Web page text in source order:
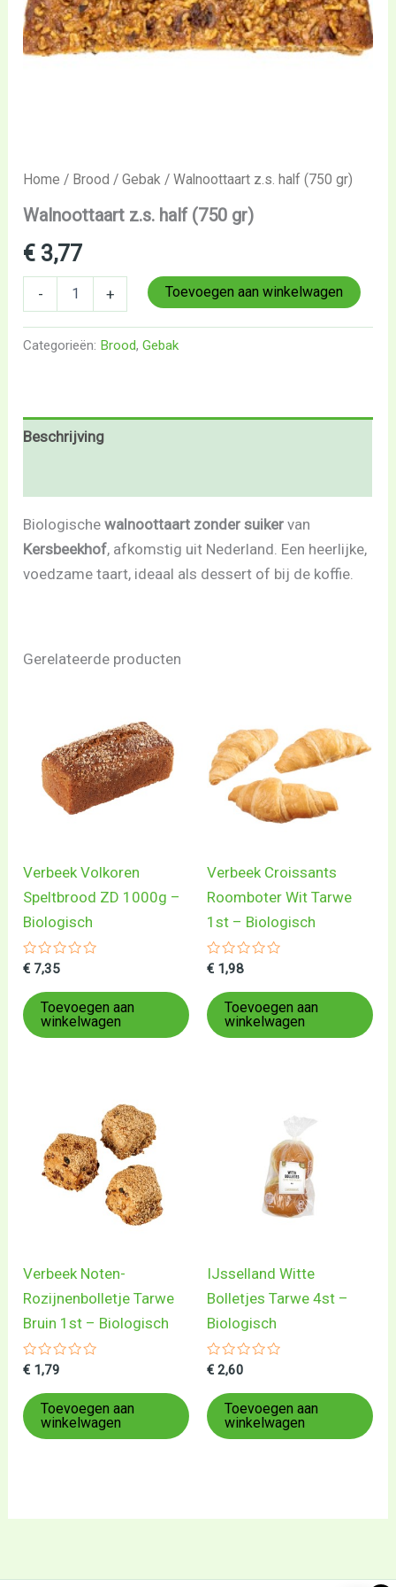
Home / Brood /Gebak / Walnoottaart z.s. half (750 gr)
Walnoottaart z.s. half (750 gr)
€ 3,77
- + Toevoegen aan winkelwagen
Categorieën: Brood,Gebak
Beschrijving
Biologischewalnoottaart zonder suiker van
Kersbeekhof, afkomstig uit Nederland. Een heerlijke,
voedzame taart, ideaal als dessert of bij de koffie.
Gerelateerde producten
Verbeek Volkoren
Speltbrood ZD 1000g –
Biologisch
Gewaardeerd
uit
5
€ 7,35
Toevoegen aan
winkelwagen
Verbeek Croissants
Roomboter Wit Tarwe
1st – Biologisch
Gewaardeerd
uit
5
€ 1,98
Toevoegen aan
winkelwagen
Verbeek Noten-
Rozijnenbolletje Tarwe
Bruin 1st – Biologisch
Gewaardeerd
uit
5
€ 1,79
Toevoegen aan
winkelwagen
IJsselland Witte
Bolletjes Tarwe 4st –
Biologisch
Gewaardeerd
uit
5
€ 2,60
Toevoegen aan
winkelwagen